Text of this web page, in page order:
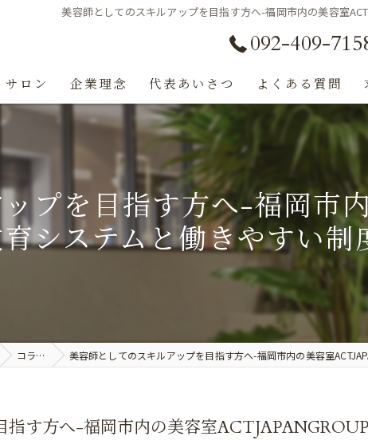
美容師としてのスキルアップを目指す方へ-福岡市内の美容室
092-409-
サロン 企業理念 代表あいさつ よくある質問
プを目指す方へ-福岡市
システムと働きやすい
コラム 美容師としてのスキルアップを目指す方へ-福岡市内の美容室
指す方へ-福岡市内の美容室